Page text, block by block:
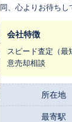
同、心よりお待ちし
会社特徴
スピード査定（
意売却相談
所在地
最寄駅